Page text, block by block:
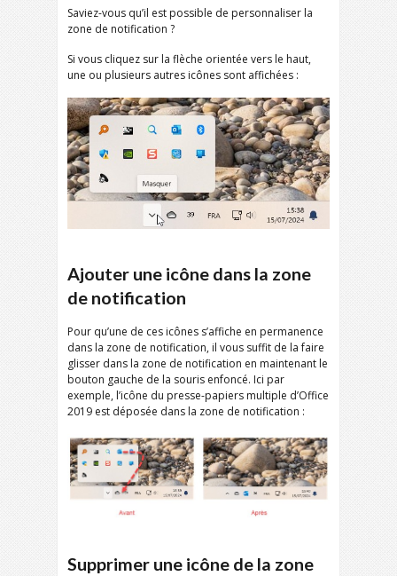
Saviez-vous qu’il est possible de personnaliser la
zone de notification ?
Si vous cliquez sur la flèche orientée vers le haut,
une ou plusieurs autres icônes sont affichées :
Ajouter une icône dans la zone
de notification
Pour qu’une de ces icônes s’affiche en permanence
dans la zone de notification, il vous suffit de la faire
glisser dans la zone de notification en maintenant le
bouton gauche de la souris enfoncé. Ici par
exemple, l’icône du presse-papiers multiple d’Office
2019 est déposée dans la zone de notification :
Supprimer une icône de la zone